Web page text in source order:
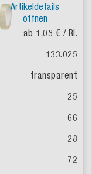
Artikeldetails
öffnen
ab 1,08 € / Rl.
133.025
transparent
25
66
28
72